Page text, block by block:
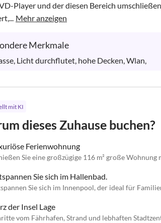
Player und der diesen Bereich
Mehr anzeigen
Merkmale
Licht durchflutet, hohe Decken, Wlan,
mit KI
dieses Zuhause buchen?
Ferienwohnung
Sie eine großzügige 116 m² große
Sie sich im Hallenbad.
Sie sich im Innenpool, der ideal für
der Insel Lage
vom Fährhafen, Strand und lebhaften